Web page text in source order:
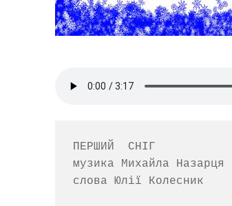
ПЕРШИЙ  СНІГ
музика Михайла
слова Юлії Колесник